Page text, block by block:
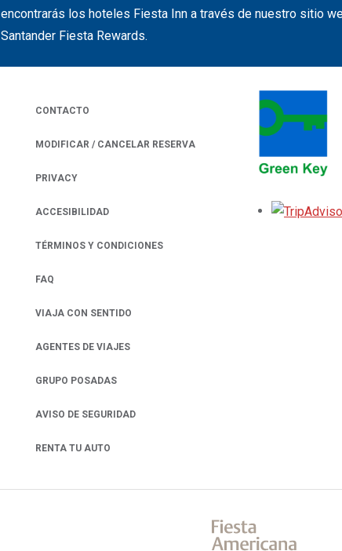
encontrarás los hoteles Fiesta Inn a través de nuestro sitio
Santander Fiesta Rewards.
CONTACTO
MODIFICAR / CANCELAR RESERVA
PRIVACY
OPENS IN A NEW TAB.
ACCESIBILIDAD
TÉRMINOS Y CONDICIONES
FAQ
VIAJA CON SENTIDO
AGENTES DE VIAJES
GRUPO POSADAS
AVISO DE SEGURIDAD
RENTA TU AUTO
OPENS IN A NEW TAB.